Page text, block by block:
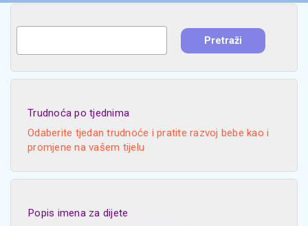
Trudnoća po tjednima
Odaberite tjedan trudnoće i pratite razvoj bebe kao i
promjene na vašem tijelu
Popis imena za dijete